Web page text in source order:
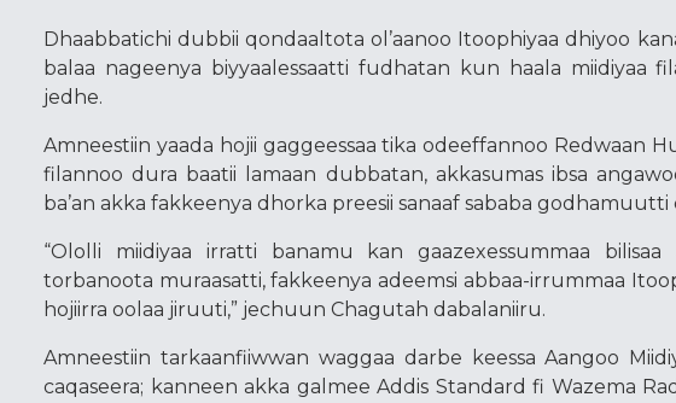
Dhaabbatichi dubbii qondaaltota ol’aanoo Itoophiyaa dhiyoo
balaa nageenya biyyaalessaatti fudhatan kun haala miidiyaa
jedhe.
Amneestiin yaada hojii gaggeessaa tika odeeffannoo Redwaan
filannoo dura baatii lamaan dubbatan, akkasumas ibsa
ba’an akka fakkeenya dhorka preesii sanaaf sababa godhamuutti
“Ololli miidiyaa irratti banamu kan gaazexessummaa
torbanoota muraasatti, fakkeenya adeemsi abbaa-irrummaa
hojiirra oolaa jiruuti,” jechuun Chagutah dabalaniiru.
Amneestiin tarkaanfiiwwan waggaa darbe keessa Aangoo
caqaseera; kanneen akka galmee Addis Standard fi Wazema